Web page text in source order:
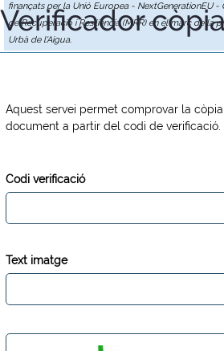
finançats per la Unió Europea - NextGenerationEU -
de Recuperació i Resiliència (MRR) en el marc de la
Urbà de l'Aigua.
Verificador
Aquest servei permet comprovar la
document a partir del codi de verificació.
Codi verificació
Text imatge